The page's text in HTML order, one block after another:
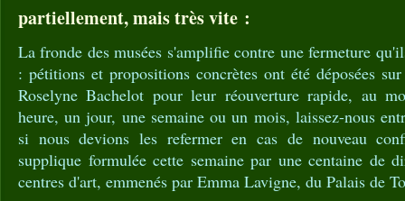
partiellement, mais très vite :
La fronde des musées s'amplifie contre une fermeture
: pétitions et propositions concrètes ont été déposées
Roselyne Bachelot pour leur réouverture rapide, au
heure, un jour, une semaine ou un mois, laissez-nous
si nous devions les refermer en cas de nouveau
supplique formulée cette semaine par une centaine de
centres d'art, emmenés par Emma Lavigne, du Palais de